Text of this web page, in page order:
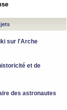
sur l'Arche
et de
des astronautes